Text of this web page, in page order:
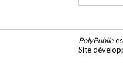
PolyPublie
Site